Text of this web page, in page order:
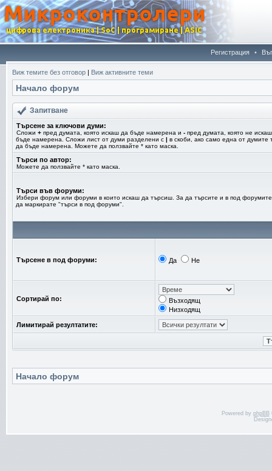
Регистрация •
Виж темите без отговор | Виж активните теми
Начало форум
Запитване
Търсене за ключови думи:
Сложи + пред думата, която искаш да бъде намерена и - пред думата, която не
бъде намерена. Сложи лист от думи разделени с | в скоби, ако само една от думите
да бъде намерена. Можете да ползвайте * като маска.
Търси по автор:
Можете да ползвайте * като маска.
Търси във форуми:
Избери форум или форуми в които искаш да търсиш. За да търсите и в под форумите
да маркирате "търси в под форуми".
Търсене в под форуми: Да Не
Сортирай по:
Възходящ
Низходящ
Лимитирай резултатите:
Начало форум
Powered by phpBB